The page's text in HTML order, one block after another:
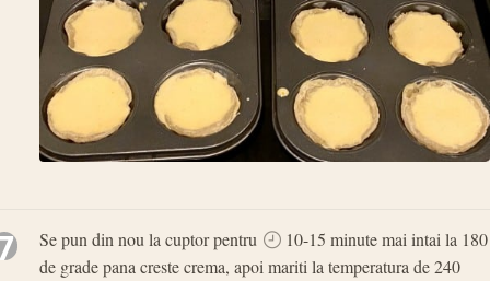
Se pun din nou la cuptor pentru
10-15 minute mai intai la 180
de grade pana creste crema, apoi mariti la temperatura de 240